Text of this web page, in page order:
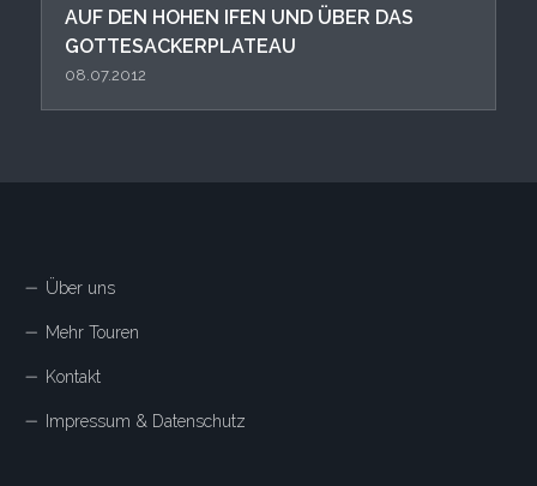
AUF DEN HOHEN IFEN UND ÜBER DAS
GOTTESACKERPLATEAU
08.07.2012
Über uns
Mehr Touren
Kontakt
Impressum & Datenschutz